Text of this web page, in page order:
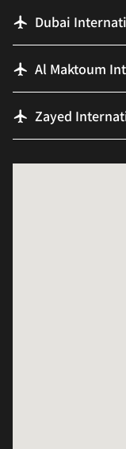
Dubai
Al Maktoum
Zayed